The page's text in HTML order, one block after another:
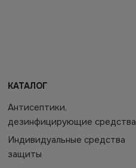
КАТАЛОГ
Антисептики,
дезинфицирующие средства
Индивидуальные средства
защиты